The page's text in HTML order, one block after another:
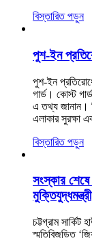
বিস্তারিত পড়ুন
পুশ-ইন
পুশ-ইন
গার্ড। কোস্ট
এ তথ্য জানান।
এলাকার সুরক্ষা
বিস্তারিত পড়ুন
সংস্কার
মুক্তিযুদ্ধমন্ত্রী
চট্টগ্রাম সার্কিট
স্মৃতিবিজড়িত